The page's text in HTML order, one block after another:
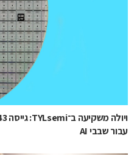
עבור שבבי AI